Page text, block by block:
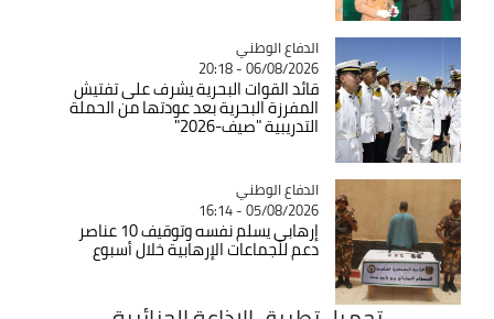
Catégorie
الدفاع الوطني
06/08/2026 - 20:18
قائد القوات البحرية يشرف على تفتيش
المفرزة البحرية بعد عودتها من الحملة
التدريبية "صيف-2026"
Catégorie
الدفاع الوطني
05/08/2026 - 16:14
إرهابي يسلم نفسه وتوقيف 10 عناصر
دعم للجماعات الإرهابية خلال أسبوع